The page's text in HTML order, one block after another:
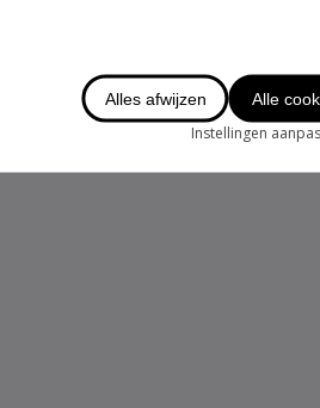
Alles afwijzen Alle
Instellingen